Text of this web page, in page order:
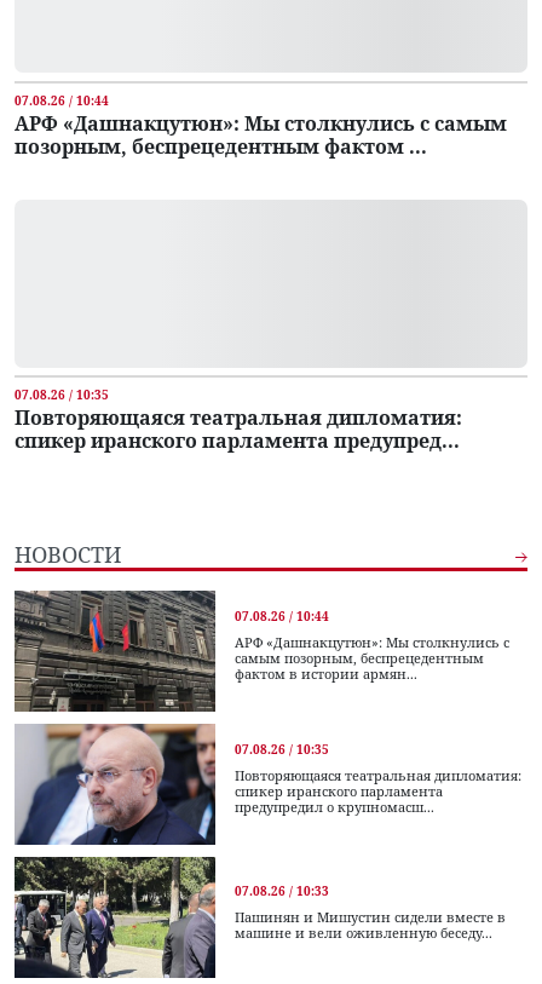
07.08.26 / 10:44
АРФ «Дашнакцутюн»: Мы столкнулись с самым
позорным, беспрецедентным фактом ...
07.08.26 / 10:35
Повторяющаяся театральная дипломатия:
спикер иранского парламента предупред...
НОВОСТИ
07.08.26 / 10:44
АРФ «Дашнакцутюн»: Мы столкнулись с
самым позорным, беспрецедентным
фактом в истории армян...
07.08.26 / 10:35
Повторяющаяся театральная дипломатия:
спикер иранского парламента
предупредил о крупномасш...
07.08.26 / 10:33
Пашинян и Мишустин сидели вместе в
машине и вели оживленную беседу...